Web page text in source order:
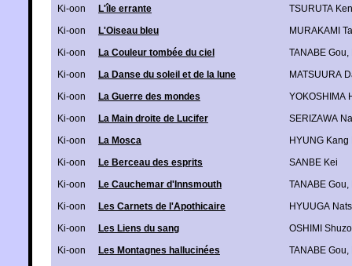
Ki-oon
L'île errante
TSURUTA
Ki-oon
L'Oiseau bleu
MURAKAMI
Ki-oon
La Couleur tombée du ciel TANABE Gou,
Ki-oon
La Danse du soleil et de la lune
MATSUURA
Ki-oon
La Guerre des mondes
YOKOSHIMA
Ki-oon
La Main droite de Lucifer
SERIZAWA
Ki-oon
La Mosca
HYUNG Kang
Ki-oon
Le Berceau des esprits
SANBE Kei
Ki-oon
Le Cauchemar d'Innsmouth TANABE Gou,
Ki-oon
Les Carnets de l'Apothicaire
HYUUGA
Ki-oon
Les Liens du sang
OSHIMI Shuzo
Ki-oon
Les Montagnes hallucinées TANABE Gou,